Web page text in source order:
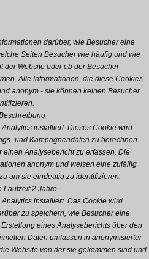
darüber, wie Besucher eine
Seiten Besucher wie häufig und wie
der Website oder ob der Besucher
Alle Informationen, die diese Cookies
anonym - sie können keinen Besucher
installiert. Dieses Cookie wird
und Kampagnendaten zu berechnen
einen Analysebericht zu erfassen. Die
anonym und weisen eine zufällig
um sie eindeutig zu identifizieren.
Laufzeit 2 Jahre
installiert. Das Cookie wird
zu speichern, wie Besucher eine
eines Analyseberichts über den
Daten umfassen in anonymisierter
Website von der sie gekommen sind und